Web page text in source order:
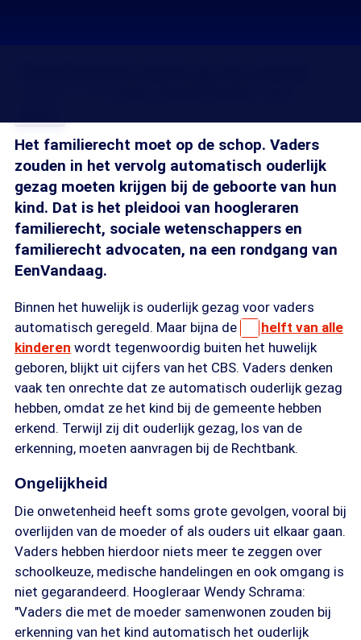
Het familierecht moet op de schop. Vaders
zouden in het vervolg automatisch ouderlijk
gezag moeten krijgen bij de geboorte van hun
kind. Dat is het pleidooi van hoogleraren
familierecht, sociale wetenschappers en
familierecht advocaten, na een rondgang van
EenVandaag.
Binnen het huwelijk is ouderlijk gezag voor vaders
automatisch geregeld. Maar bijna de
helft van alle
kinderen wordt tegenwoordig buiten het huwelijk
geboren, blijkt uit cijfers van het CBS. Vaders denken
vaak ten onrechte dat ze automatisch ouderlijk gezag
hebben, omdat ze het kind bij de gemeente hebben
erkend. Terwijl zij dit ouderlijk gezag, los van de
erkenning, moeten aanvragen bij de Rechtbank.
Ongelijkheid
Die onwetenheid heeft soms grote gevolgen, vooral bij
overlijden van de moeder of als ouders uit elkaar gaan.
Vaders hebben hierdoor niets meer te zeggen over
schoolkeuze, medische handelingen en ook omgang is
niet gegarandeerd. Hoogleraar Wendy Schrama:
"Vaders die met de moeder samenwonen zouden bij
erkenning van het kind automatisch het ouderlijk